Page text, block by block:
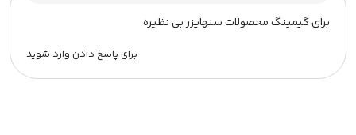
برای گیمینگ محصولات سنهایزر بی نظیره
برای پاسخ دادن وارد شوید